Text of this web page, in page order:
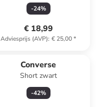
-24%
€ 18,99
Adviesprijs (AVP): € 25,00*
Converse
Short zwart
-42%